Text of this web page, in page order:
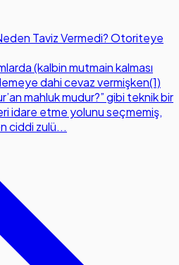
Taviz Vermedi? Otoriteye
(kalbin mutmain kalması
dahi cevaz vermişken(1)
mahluk mudur?” gibi teknik bir
idare etme yolunu seçmemiş,
ciddi zulü...